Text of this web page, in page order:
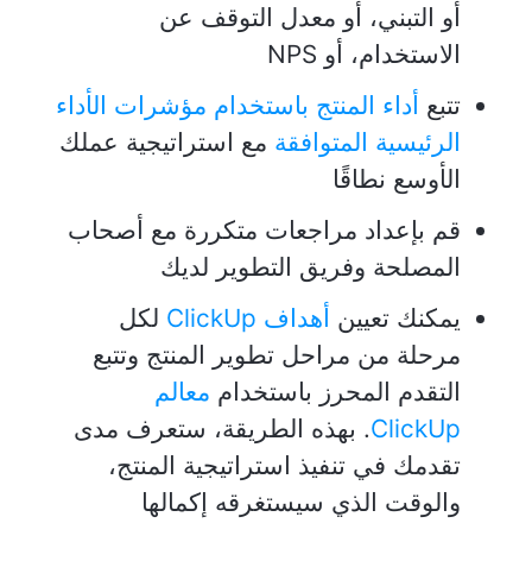
أو التبني، أو معدل التوقف عن
الاستخدام، أو NPS
تتبع أداء المنتج باستخدام مؤشرات الأداء
الرئيسية المتوافقة مع استراتيجية عملك
الأوسع نطاقًا
قم بإعداد مراجعات متكررة مع أصحاب
المصلحة وفريق التطوير لديك
يمكنك تعيين أهداف ClickUp
لكل
مرحلة من مراحل تطوير المنتج وتتبع
التقدم المحرز باستخدام معالم
ClickUp. بهذه الطريقة، ستعرف مدى
تقدمك في تنفيذ استراتيجية المنتج،
والوقت الذي سيستغرقه إكمالها